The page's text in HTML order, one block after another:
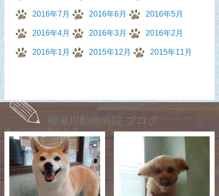
2016年7月 2016年6月 2016年5月
2016年4月 2016年3月 2016年2月
2016年1月 2015年12月 2015年11月
柳瀬川動物病院 ブログ
すべての記事をみる